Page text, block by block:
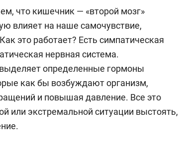
что кишечник — «второй мозг»
влияет на наше самочувствие,
это работает? Есть симпатическая
нервная система.
определенные гормоны
как бы возбуждают организм,
и повышая давление. Все это
или экстремальной ситуации выстоять,